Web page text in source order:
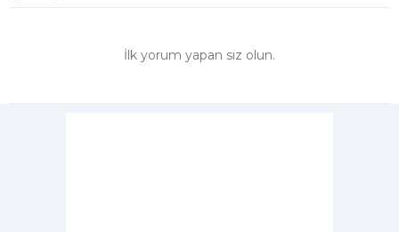
İlk yorum yapan siz olun.